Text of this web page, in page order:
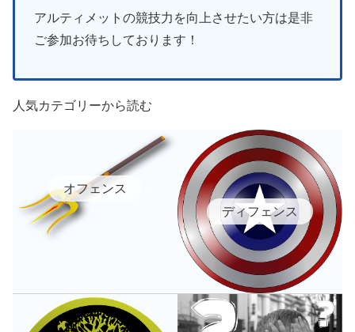
アルティメットの競技力を向上させたい方は是非
ご参加お待ちしております！
人気カテゴリーから読む
オフェンス
ディフェンス